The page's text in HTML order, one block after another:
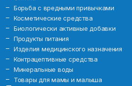
Борьба с вредными привычками
Косметические средства
Биологически активные добавки
Продукты питания
Изделия медицинского назначения
Контрацептивные средства
Минеральные воды
Товары для мамы и малыша